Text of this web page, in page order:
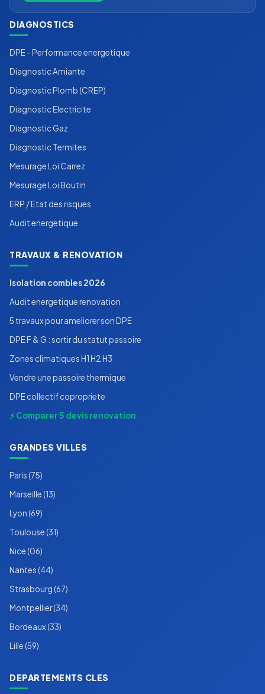
DIAGNOSTICS
DPE - Performance energetique
Diagnostic Amiante
Diagnostic Plomb (CREP)
Diagnostic Electricite
Diagnostic Gaz
Diagnostic Termites
Mesurage Loi Carrez
Mesurage Loi Boutin
ERP / Etat des risques
Audit energetique
TRAVAUX & RENOVATION
Isolation combles 2026
Audit energetique renovation
5 travaux pour ameliorer son DPE
DPE F & G : sortir du statut passoire
Zones climatiques H1 H2 H3
Vendre une passoire thermique
DPE collectif copropriete
⚡ Comparer 5 devis renovation
GRANDES VILLES
Paris (75)
Marseille (13)
Lyon (69)
Toulouse (31)
Nice (06)
Nantes (44)
Strasbourg (67)
Montpellier (34)
Bordeaux (33)
Lille (59)
DEPARTEMENTS CLES